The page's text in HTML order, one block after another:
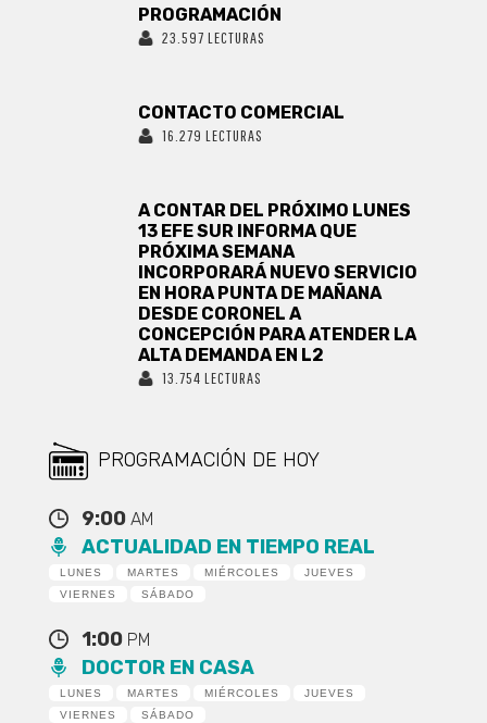
PROGRAMACIÓN
23.597 LECTURAS
CONTACTO COMERCIAL
16.279 LECTURAS
A CONTAR DEL PRÓXIMO LUNES
13 EFE SUR INFORMA QUE
PRÓXIMA SEMANA
INCORPORARÁ NUEVO SERVICIO
EN HORA PUNTA DE MAÑANA
DESDE CORONEL A
CONCEPCIÓN PARA ATENDER LA
ALTA DEMANDA EN L2
13.754 LECTURAS
PROGRAMACIÓN DE HOY
9:00 AM
ACTUALIDAD EN TIEMPO REAL
LUNES MARTES MIÉRCOLES
JUEVES
VIERNES
SÁBADO
1:00 PM
DOCTOR EN CASA
LUNES MARTES MIÉRCOLES
JUEVES
VIERNES
SÁBADO